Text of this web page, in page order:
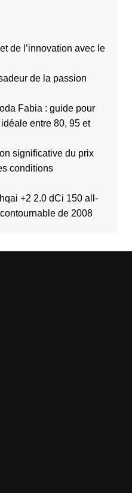
de l’innovation avec le
de la passion
Fabia : guide pour
entre 80, 95 et
significative du prix
conditions
+2 2.0 dCi 150 all-
de 2008